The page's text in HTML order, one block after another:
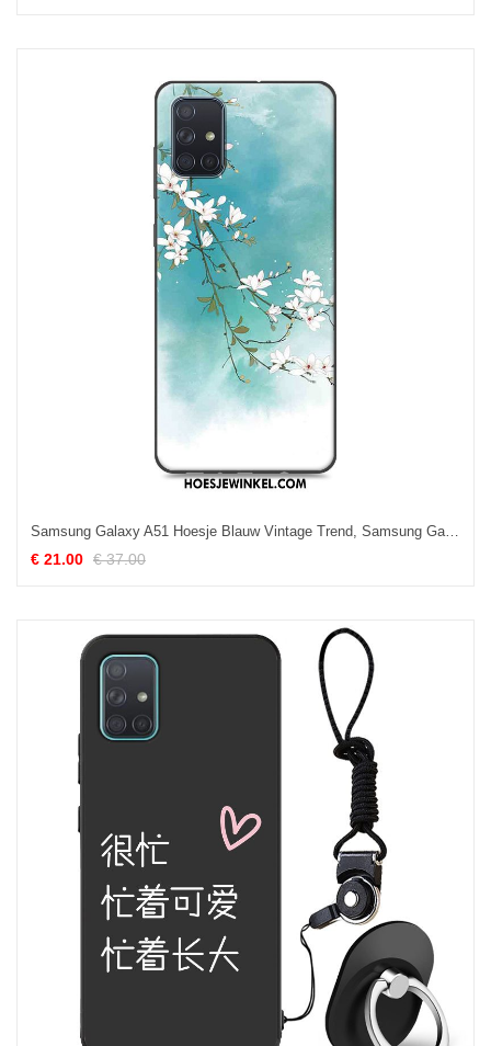
Samsung Galaxy A51 Hoesje Blauw Vintage Trend, Samsung Galaxy A51 Hoesje Hoes Siliconen
€ 21.00 € 37.00